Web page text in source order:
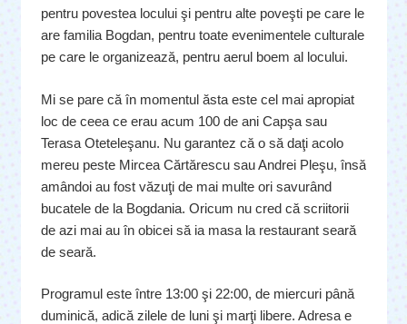
pentru povestea locului şi pentru alte poveşti pe care le
are familia Bogdan, pentru toate evenimentele culturale
pe care le organizează, pentru aerul boem al locului.
Mi se pare că în momentul ăsta este cel mai apropiat
loc de ceea ce erau acum 100 de ani Capşa sau
Terasa Oteteleşanu. Nu garantez că o să daţi acolo
mereu peste Mircea Cărtărescu sau Andrei Pleşu, însă
amândoi au fost văzuţi de mai multe ori savurând
bucatele de la Bogdania. Oricum nu cred că scriitorii
de azi mai au în obicei să ia masa la restaurant seară
de seară.
Programul este între 13:00 şi 22:00, de miercuri până
duminică, adică zilele de luni şi marţi libere. Adresa e